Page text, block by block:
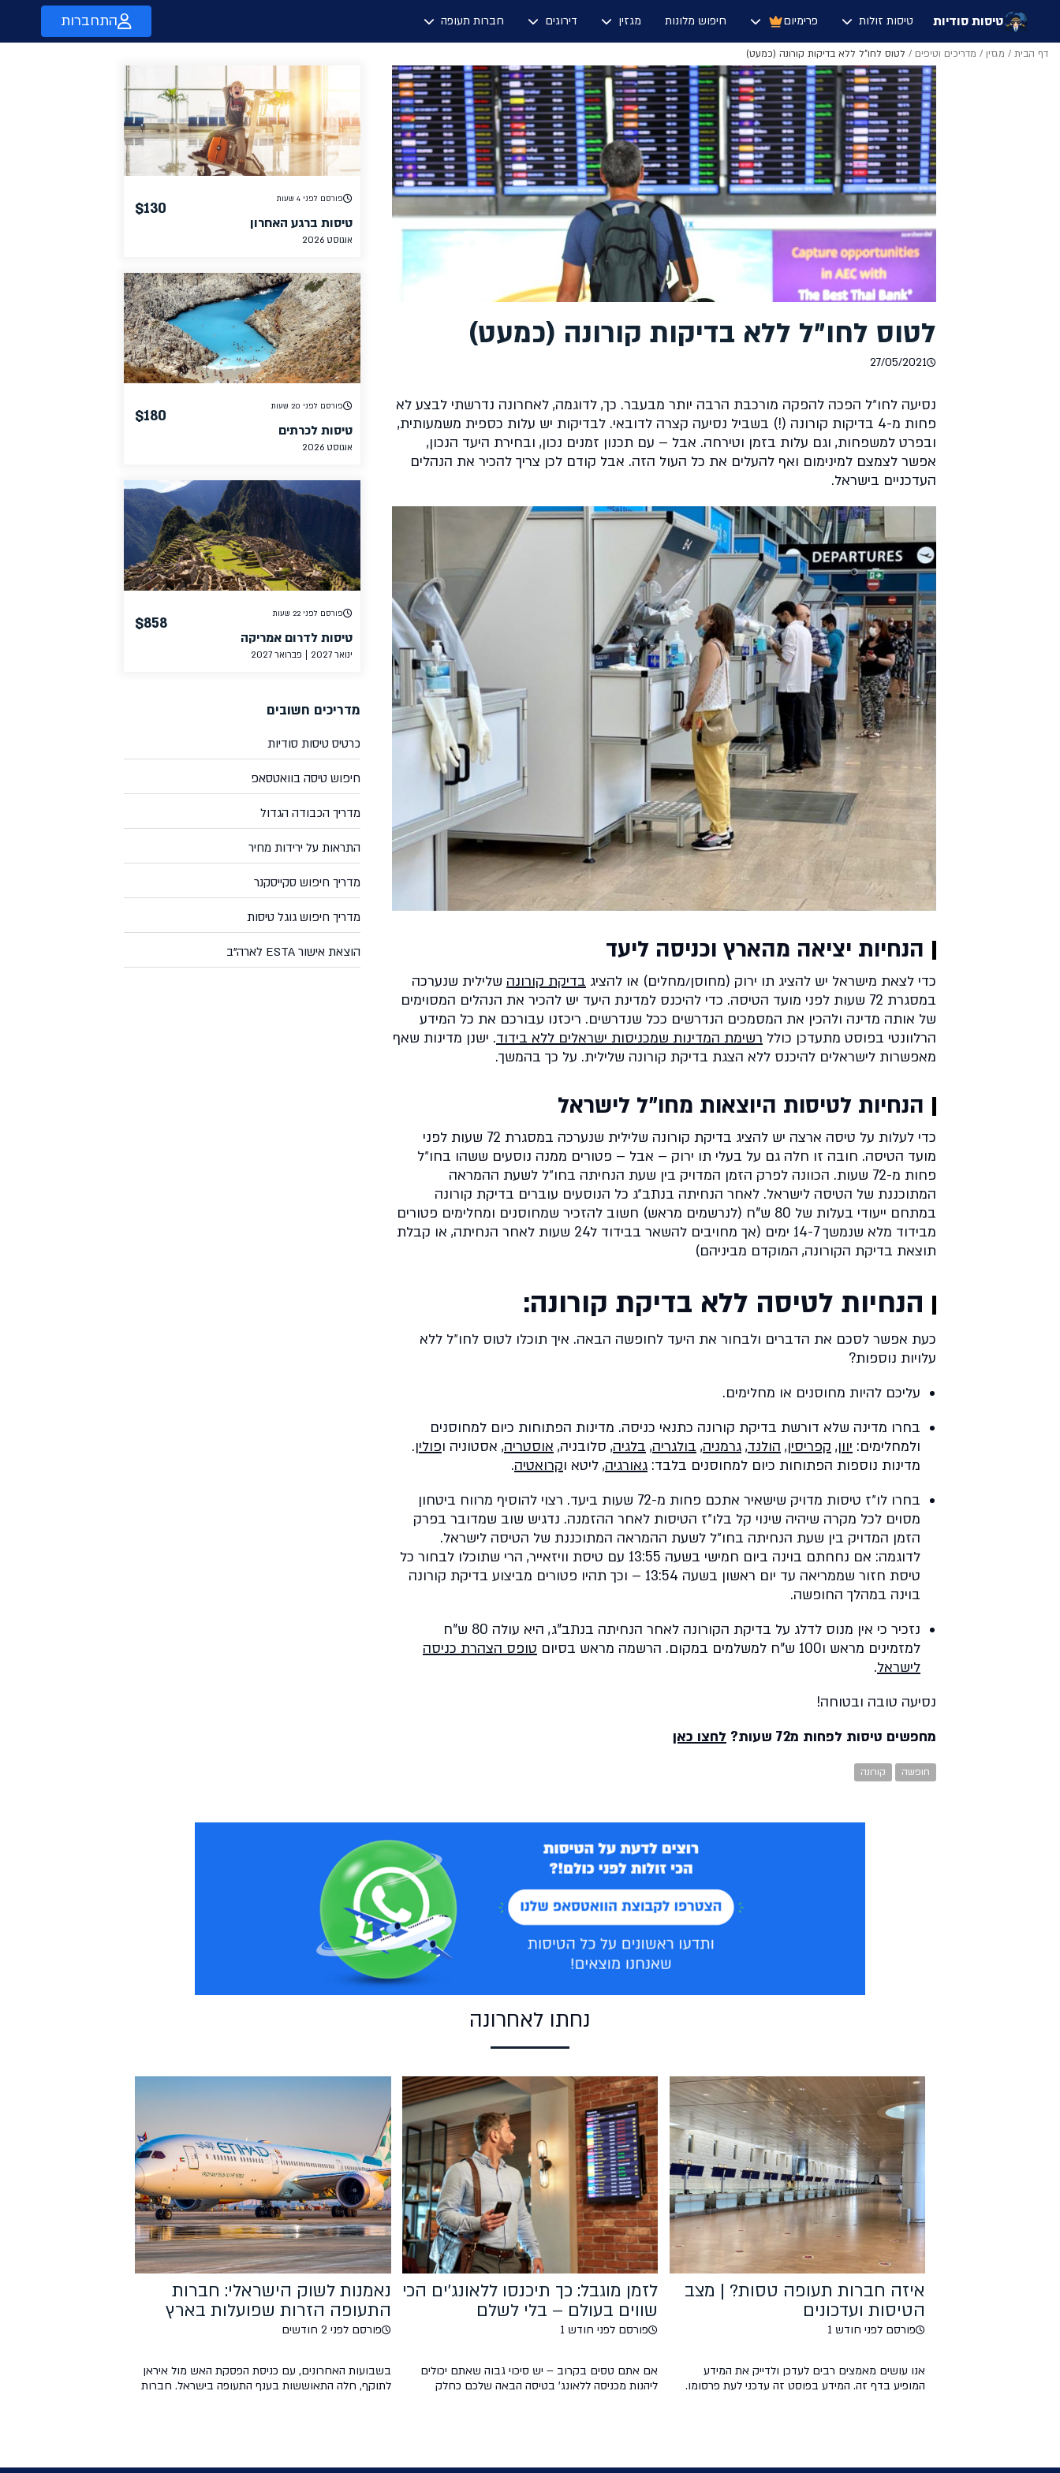
טיסות סודיות טיסות זולות פרימיום חיפוש מלונות מגזין דירוגים חברות תעופה התחברות
דף הבית / מגזין / מדריכים וטיפים / לטוס לחו"ל ללא בדיקות קורונה (כמעט)
לטוס לחו"ל ללא בדיקות קורונה (כמעט)
27/05/2021
נסיעה לחו״ל הפכה להפקה מורכבת הרבה יותר מבעבר. כך, לדוגמה, לאחרונה נדרשתי לבצע לא
פחות מ-4 בדיקות קורונה (!) בשביל נסיעה קצרה לדובאי. לבדיקות יש עלות כספית משמעותית,
ובפרט למשפחות, וגם עלות בזמן וטירחה. אבל – עם תכנון זמנים נכון, ובחירת היעד הנכון,
אפשר לצמצם למינימום ואף להעלים את כל העול הזה. אבל קודם לכן צריך להכיר את הנהלים
העדכניים בישראל.
הנחיות יציאה מהארץ וכניסה ליעד
כדי לצאת מישראל יש להציג תו ירוק (מחוסן/מחלים) או להציג בדיקת קורונה שלילית שנערכה
במסגרת 72 שעות לפני מועד הטיסה. כדי להיכנס למדינת היעד יש להכיר את הנהלים המסוימים
של אותה מדינה ולהכין את המסמכים הנדרשים ככל שנדרשים. ריכזנו עבורכם את כל המידע
הרלוונטי בפוסט מתעדכן כולל רשימת המדינות שמכניסות ישראלים ללא בידוד. ישנן מדינות שאף
מאפשרות לישראלים להיכנס ללא הצגת בדיקת קורונה שלילית. על כך בהמשך.
הנחיות לטיסות היוצאות מחו"ל לישראל
כדי לעלות על טיסה ארצה יש להציג בדיקת קורונה שלילית שנערכה במסגרת 72 שעות לפני
מועד הטיסה. חובה זו חלה גם על בעלי תו ירוק – אבל – פטורים ממנה נוסעים ששהו בחו״ל
פחות מ-72 שעות. הכוונה לפרק הזמן המדויק בין שעת הנחיתה בחו״ל לשעת ההמראה
המתוכננת של הטיסה לישראל. לאחר הנחיתה בנתב״ג כל הנוסעים עוברים בדיקת קורונה
במתחם ייעודי בעלות של 80 ש"ח (לנרשמים מראש) חשוב להזכיר שמחוסנים ומחלימים פטורים
מבידוד מלא שנמשך 14-7 ימים (אך מחויבים להשאר בבידוד ל24 שעות לאחר הנחיתה, או קבלת
תוצאת בדיקת הקורונה, המוקדם מביניהם)
הנחיות לטיסה ללא בדיקת קורונה:
כעת אפשר לסכם את הדברים ולבחור את היעד לחופשה הבאה. איך תוכלו לטוס לחו״ל ללא
עלויות נוספות?
עליכם להיות מחוסנים או מחלימים.
בחרו מדינה שלא דורשת בדיקת קורונה כתנאי כניסה. מדינות הפתוחות כיום למחוסנים
ולמחלימים: יוון, קפריסין, הולנד, גרמניה, בולגריה, בלגיה, סלובניה, אוסטריה, אסטוניה ופולין.
מדינות נוספות הפתוחות כיום למחוסנים בלבד: גאורגיה, ליטא וקרואטיה.
בחרו לו״ז טיסות מדויק שישאיר אתכם פחות מ-72 שעות ביעד. רצוי להוסיף מרווח ביטחון
מסוים לכל מקרה שיהיה שינוי קל בלו״ז הטיסות לאחר ההזמנה. נדגיש שוב שמדובר בפרק
הזמן המדויק בין שעת הנחיתה בחו״ל לשעת ההמראה המתוכננת של הטיסה לישראל.
לדוגמה: אם נחחתם בוינה ביום חמישי בשעה 13:55 עם טיסת וויזאייר, הרי שתוכלו לבחור כל
טיסת חזור שממריאה עד יום ראשון בשעה 13:54 – וכך תהיו פטורים מביצוע בדיקת קורונה
בוינה במהלך החופשה.
נזכיר כי אין מנוס לדלג על בדיקת הקורונה לאחר הנחיתה בנתב"ג, היא עולה 80 ש"ח
למזמינים מראש ו100 ש"ח למשלמים במקום. הרשמה מראש בסיום
טופס הצהרת כניסה
לישראל.
נסיעה טובה ובטוחה!
מחפשים טיסות לפחות מ72 שעות?
לחצו כאן
חופשה קורונה
פורסם לפני 4 שעות
טיסות ברגע האחרון
אוגוסט 2026
$130
פורסם לפני 20 שעות
טיסות לכרתים
אוגוסט 2026
$180
פורסם לפני 22 שעות
טיסות לדרום אמריקה
ינואר 2027 פברואר 2027
$858
מדריכים חשובים
כרטיס טיסות סודיות
חיפוש טיסה בוואטסאפ
מדריך הכבודה הגדול
התראות על ירידות מחיר
מדריך חיפוש סקייסקנר
מדריך חיפוש גוגל טיסות
הוצאת אישור ESTA לארה"ב
נחתו לאחרונה
איזה חברות תעופה טסות? | מצב
הטיסות ועדכונים
פורסם לפני חודש 1
אנו עושים מאמצים רבים לעדכן ולדייק את המידע
המופיע בדף זה. המידע בפוסט זה עדכני לעת פרסומו.
לזמן מוגבל: כך תיכנסו ללאונג'ים הכי
שווים בעולם – בלי לשלם
פורסם לפני חודש 1
אם אתם טסים בקרוב – יש סיכוי גבוה שאתם יכולים
ליהנות מכניסה ללאונג' בטיסה הבאה שלכם כחלק
נאמנות לשוק הישראלי: חברות
התעופה הזרות שפועלות בארץ
פורסם לפני 2 חודשים
בשבועות האחרונים, עם כניסת הפסקת האש מול איראן
לתוקף, חלה התאוששות בענף התעופה בישראל. חברות